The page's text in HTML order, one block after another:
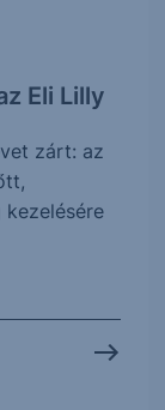
Eli Lilly
zárt: az